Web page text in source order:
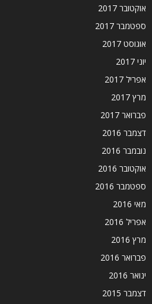
אוקטובר 2017
ספטמבר 2017
אוגוסט 2017
יוני 2017
אפריל 2017
מרץ 2017
פברואר 2017
דצמבר 2016
נובמבר 2016
אוקטובר 2016
ספטמבר 2016
מאי 2016
אפריל 2016
מרץ 2016
פברואר 2016
ינואר 2016
דצמבר 2015